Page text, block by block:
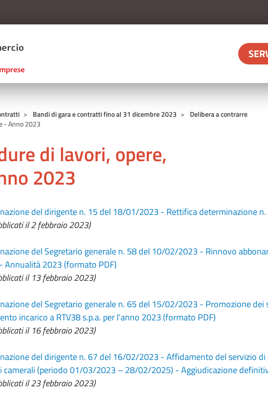
D'ITALIA
Bandi di gara e contratti fino al 31 dicembre 2023
Delibera a contrarre
- Anno 2023
di lavori, opere,
2023
del dirigente n. 15 del 18/01/2023 - Rettifica determinazione
il 2 febbraio 2023)
del Segretario generale n. 58 del 10/02/2023 - Rinnovo
Annualità 2023 (formato PDF)
il 13 febbraio 2023)
del Segretario generale n. 65 del 15/02/2023 - Promozione
incarico a RTV38 s.p.a. per l'anno 2023 (formato PDF)
il 16 febbraio 2023)
del dirigente n. 67 del 16/02/2023 - Affidamento del servizio
camerali (periodo 01/03/2023 – 28/02/2025) - Aggiudicazione
il 23 febbraio 2023)